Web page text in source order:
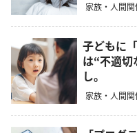
家族・人間関
子どもに
は“不適
し。
家族・人間関